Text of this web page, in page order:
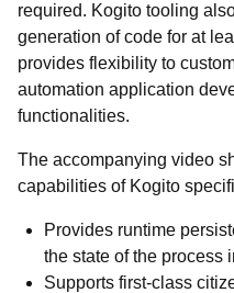
required. Kogito tooling
generation of code for at
provides flexibility to
automation application
functionalities.
The accompanying video
capabilities of Kogito
Provides runtime
the state of the process
Supports first-class